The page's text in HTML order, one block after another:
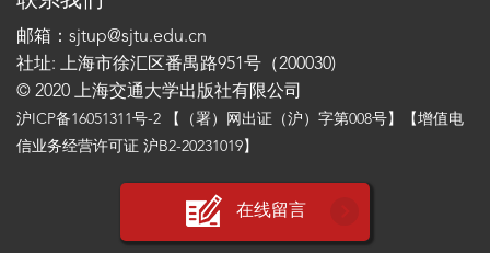
邮箱：sjtup@sjtu.edu.cn
社址: 上海市徐汇区番禺路951号（200030)
© 2020 上海交通大学出版社有限公司
沪ICP备16051311号-2 【（署）网出证（沪）字第008号】【增值电
信业务经营许可证 沪B2-20231019】
在线留言